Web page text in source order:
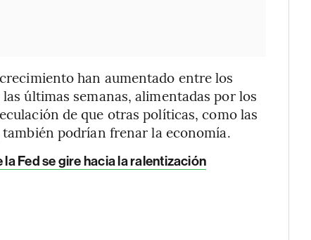
han aumentado entre los
últimas semanas, alimentadas por los
de que otras políticas, como las
podrían frenar la economía.
Fed se gire hacia la ralentización